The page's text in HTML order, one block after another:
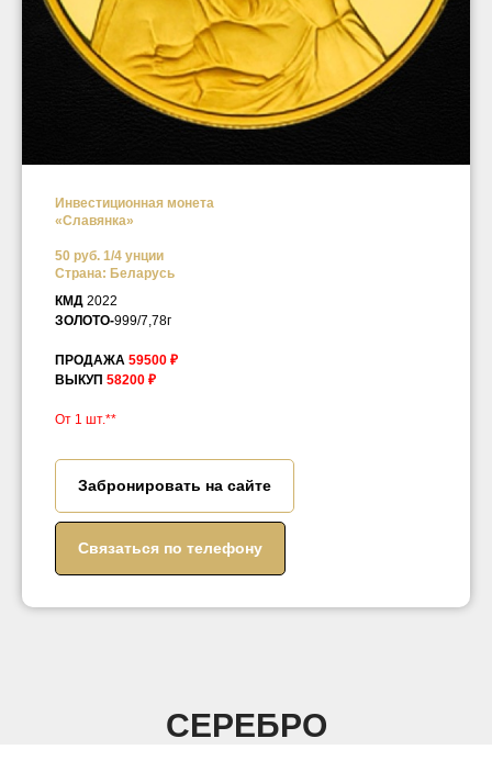
Инвестиционная монета
«Славянка»
50 руб. 1/4 унции
Страна: Беларусь
КМД 2022
ЗОЛОТО-999/7,78г
ПРОДАЖА 59500 ₽
ВЫКУП 58200 ₽
От 1 шт.**
Забронировать на сайте
Связаться по телефону
СЕРЕБРО